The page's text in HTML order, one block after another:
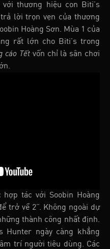
thương hiệu con Biti’s
lời trọn vẹn của thương
Hoàng Sơn. Mùa 1 của
rất lớn cho Biti’s trong
cáo Tếtvốn chỉ là sân chơi
tác với Soobin Hoàng
trở về 2”. Không ngoài dự
thành công nhất định.
Hunter ngày càng khẳng
trí người tiêu dùng. Các